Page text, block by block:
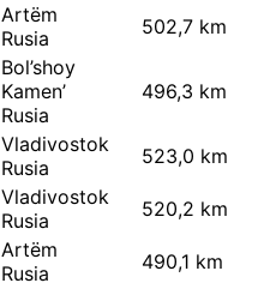
Artëm
Rusia
502,7 km
Bol’shoy
Kamen’
Rusia
496,3 km
Vladivostok
Rusia
523,0 km
Vladivostok
Rusia
520,2 km
Artëm
Rusia
490,1 km